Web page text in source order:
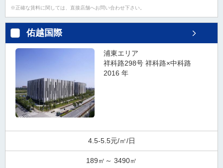
正確な賃料に関しては、直接店舗へお問い合わせ下さい。
佑越国際
浦東エリア
祥科路298号 祥科路×中科路
2016 年
4.5-5.5元/㎡/日
189㎡～ 3490㎡